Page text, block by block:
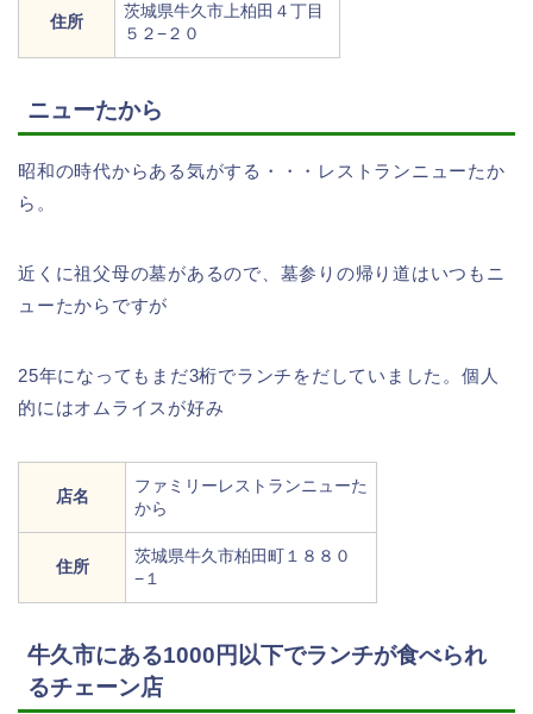
住所
茨城県牛久市上柏田４丁目
５２−２０
ニューたから
昭和の時代からある気がする・・・レストランニューたか
ら。
近くに祖父母の墓があるので、墓参りの帰り道はいつもニ
ューたからですが
25年になってもまだ3桁でランチをだしていました。個人
的にはオムライスが好み
店名
ファミリーレストランニューた
から
住所
茨城県牛久市柏田町１８８０
−１
牛久市にある1000円以下でランチが食べられ
るチェーン店